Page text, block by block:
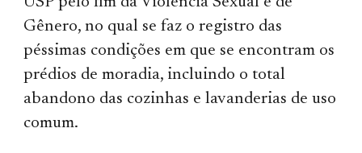
Gênero, no qual se faz o registro das
péssimas condições em que se encontram os
prédios de moradia, incluindo o total
abandono das cozinhas e lavanderias de uso
comum.